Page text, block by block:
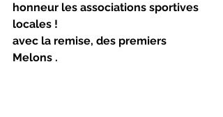
honneur les associations sportives
locales !
avec la remise, des premiers
Melons .